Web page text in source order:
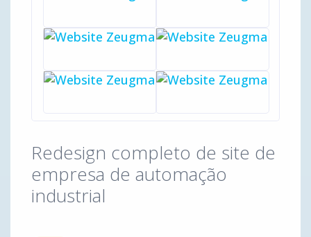
Redesign completo de site de
empresa de automação
industrial